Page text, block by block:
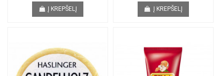
Į KREPŠELĮ Į KREPŠELĮ